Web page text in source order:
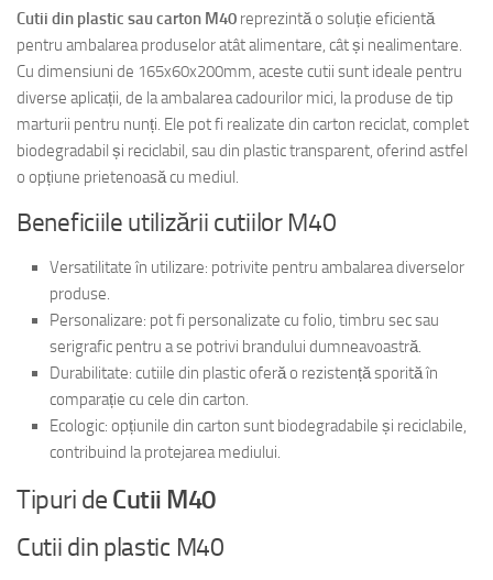
Cutii din plastic sau carton M40 reprezintă o soluție eficientă
pentru ambalarea produselor atât alimentare, cât și nealimentare.
Cu dimensiuni de 165x60x200mm, aceste cutii sunt ideale pentru
diverse aplicații, de la ambalarea cadourilor mici, la produse de tip
marturii pentru nunți. Ele pot fi realizate din carton reciclat, complet
biodegradabil și reciclabil, sau din plastic transparent, oferind astfel
o opțiune prietenoasă cu mediul.
Beneficiile utilizării cutiilor M40
Versatilitate în utilizare: potrivite pentru ambalarea diverselor
produse.
Personalizare: pot fi personalizate cu folio, timbru sec sau
serigrafic pentru a se potrivi brandului dumneavoastră.
Durabilitate: cutiile din plastic oferă o rezistență sporită în
comparație cu cele din carton.
Ecologic: opțiunile din carton sunt biodegradabile și reciclabile,
contribuind la protejarea mediului.
Tipuri de Cutii M40
Cutii din plastic M40